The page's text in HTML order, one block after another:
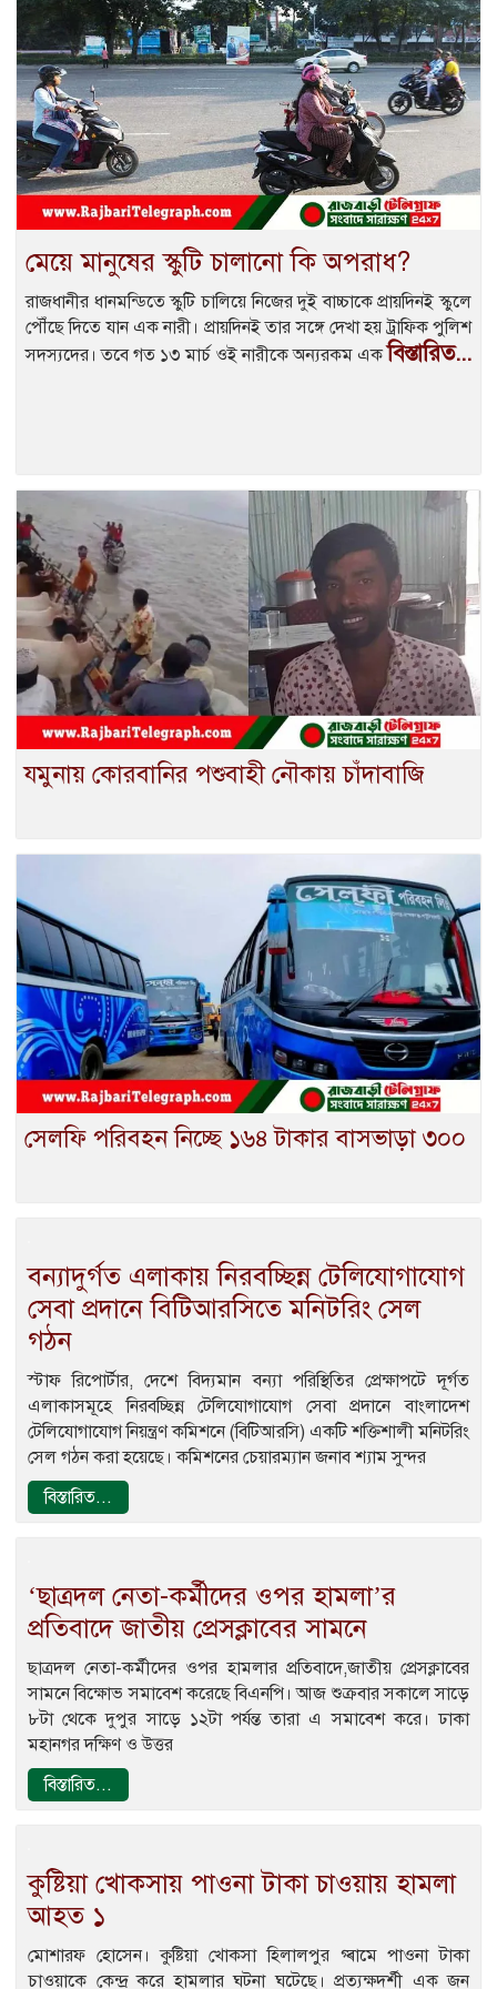
মেয়ে মানুষের স্কুটি চালানো কি অপরাধ?
রাজধানীর ধানমন্ডিতে স্কুটি চালিয়ে নিজের দুই বাচ্চাকে প্রায়দিনই স্কুলে
পৌঁছে দিতে যান এক নারী। প্রায়দিনই তার সঙ্গে দেখা হয় ট্রাফিক পুলিশ
সদস্যদের। তবে গত ১৩ মার্চ ওই নারীকে অন্যরকম একবিস্তারিত...
যমুনায় কোরবানির পশুবাহী নৌকায় চাঁদাবাজি
সেলফি পরিবহন নিচ্ছে ১৬৪ টাকার বাসভাড়া ৩০০
বন্যাদুর্গত এলাকায় নিরবচ্ছিন্ন টেলিযোগাযোগ
সেবা প্রদানে বিটিআরসিতে মনিটরিং সেল
গঠন
স্টাফ রিপোর্টার, দেশে বিদ্যমান বন্যা পরিস্থিতির প্রেক্ষাপটে দূর্গত
এলাকাসমূহে নিরবচ্ছিন্ন টেলিযোগাযোগ সেবা প্রদানে বাংলাদেশ
টেলিযোগাযোগ নিয়ন্ত্রণ কমিশনে (বিটিআরসি) একটি শক্তিশালী মনিটরিং
সেল গঠন করা হয়েছে। কমিশনের চেয়ারম্যান জনাব শ্যাম সুন্দর
বিস্তারিত...
‘ছাত্রদল নেতা-কর্মীদের ওপর হামলা’র
প্রতিবাদে জাতীয় প্রেসক্লাবের সামনে
ছাত্রদল নেতা-কর্মীদের ওপর হামলার প্রতিবাদে,জাতীয় প্রেসক্লাবের
সামনে বিক্ষোভ সমাবেশ করেছে বিএনপি। আজ শুক্রবার সকালে সাড়ে
৮টা থেকে দুপুর সাড়ে ১২টা পর্যন্ত তারা এ সমাবেশ করে। ঢাকা
মহানগর দক্ষিণ ও উত্তর
বিস্তারিত...
কুষ্টিয়া খোকসায় পাওনা টাকা চাওয়ায় হামলা
আহত ১
মোশারফ হোসেন। কুষ্টিয়া খোকসা হিলালপুর গ্ৰামে পাওনা টাকা
চাওয়াকে কেন্দ্র করে হামলার ঘটনা ঘটেছে। প্রত্যক্ষদর্শী এক জন